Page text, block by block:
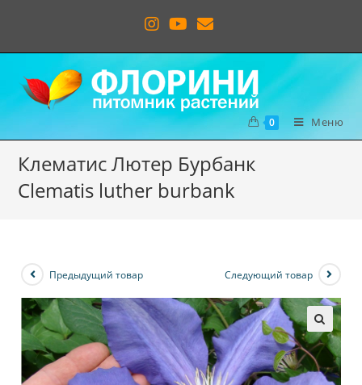
0 Меню
Клематис Лютер Бурбанк
Clematis luther burbank
Предыдущий товар Следующий товар
🔍